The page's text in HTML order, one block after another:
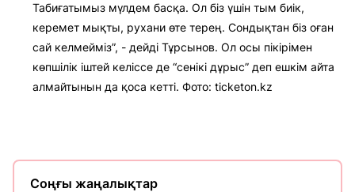
Табиғатымыз мүлдем басқа. Ол біз үшін тым биік,
керемет мықты, рухани өте терең. Сондықтан біз оған
сай келмейміз”, - дейді Тұрсынов. Ол осы пікірімен
көпшілік іштей келіссе де “сенікі дұрыс” деп ешкім айта
алмайтынын да қоса кетті. Фото: ticketon.kz
Соңғы жаңалықтар